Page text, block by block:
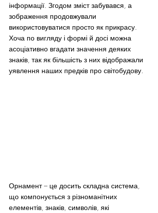
інформації. Згодом зміст забувався, а
зображення продовжували
використовуватися просто як прикрасу.
Хоча по вигляду і формі й досі можна
асоціативно вгадати значення деяких
знаків, так як більшість з них відображали
уявлення наших предків про світобудову.
Орнамент – це досить складна система,
що компонується з різноманітних
елементів, знаків, символів, які